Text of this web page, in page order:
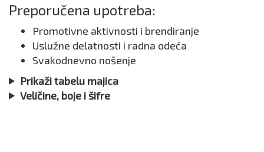
Preporučena upotreba:
Promotivne aktivnosti i brendiranje
Uslužne delatnosti i radna odeća
Svakodnevno nošenje
Prikaži tabelu majica
Veličine, boje i šifre